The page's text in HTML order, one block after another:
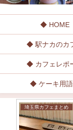
◆ HOME
◆ 駅ナカのカ
◆ カフェレポ
◆ ケーキ用
埼玉県カフェまとめ